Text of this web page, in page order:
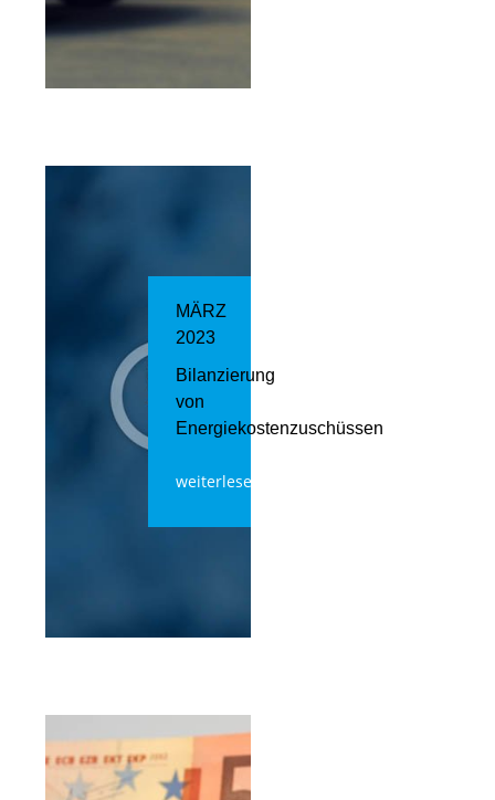
MÄRZ
2023
Bilanzierung
von
Energiekostenzuschüssen
weiterlesen